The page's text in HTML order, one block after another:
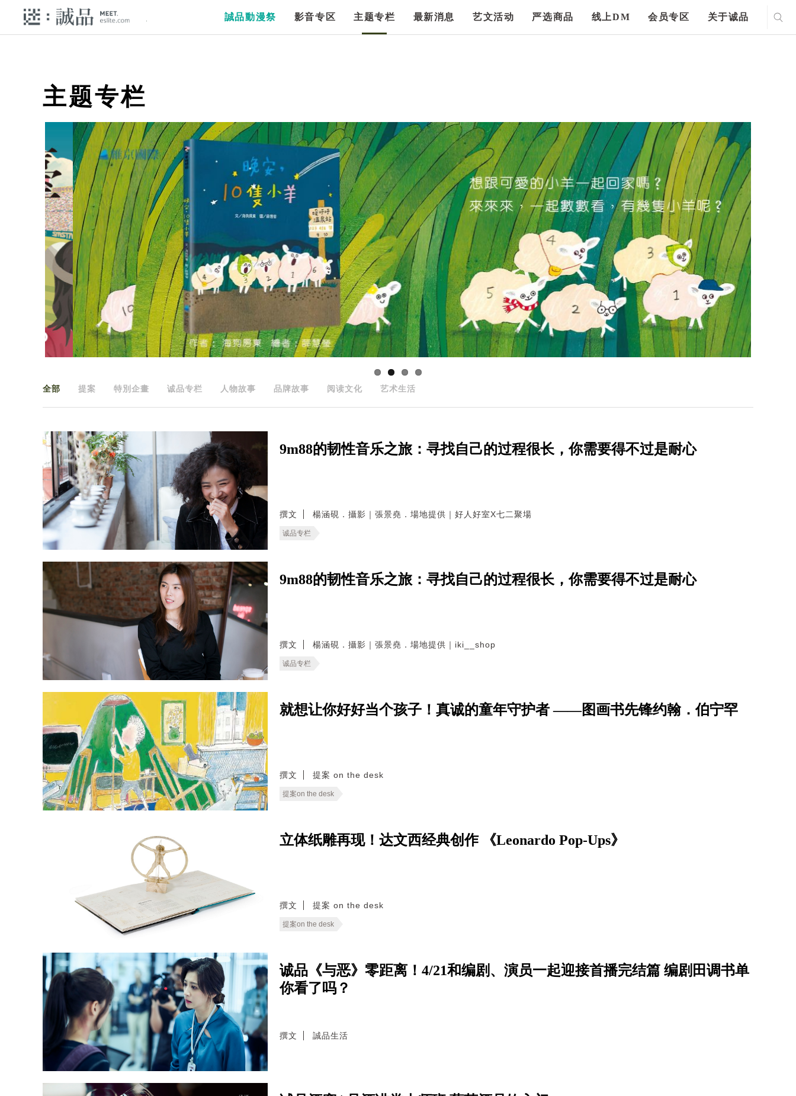
誠品動漫祭 影音专区 主题专栏 最新消息 艺文活动 严选商品 线上DM 会员专区 关于诚品
主题专栏
全部 提案 特別企畫 诚品专栏 人物故事 品牌故事 阅读文化 艺术生活
9m88的韧性音乐之旅：寻找自己的过程很长，你需要得不过是耐心
撰文 楊涵硯．攝影｜張景堯．場地提供｜好人好室X七二聚場
诚品专栏
9m88的韧性音乐之旅：寻找自己的过程很长，你需要得不过是耐心
撰文 楊涵硯．攝影｜張景堯．場地提供｜iki__shop
诚品专栏
就想让你好好当个孩子！真诚的童年守护者 ——图画书先锋约翰．伯宁罕
撰文 提案 on the desk
提案on the desk
立体纸雕再现！达文西经典创作 《Leonardo Pop-Ups》
撰文 提案 on the desk
提案on the desk
诚品《与恶》零距离！4/21和编剧、演员一起迎接首播完结篇 编剧田调书单
你看了吗？
撰文 誠品生活